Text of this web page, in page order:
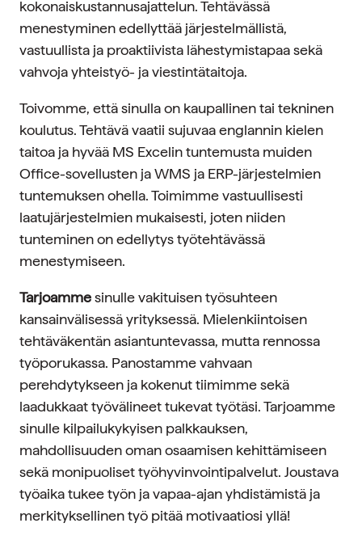
kokonaiskustannusajattelun. Tehtävässä
menestyminen edellyttää järjestelmällistä,
vastuullista ja proaktiivista lähestymistapaa sekä
vahvoja yhteistyö- ja viestintätaitoja.
Toivomme, että sinulla on kaupallinen tai tekninen
koulutus. Tehtävä vaatii sujuvaa englannin kielen
taitoa ja hyvää MS Excelin tuntemusta muiden
Office-sovellusten ja WMS ja ERP-järjestelmien
tuntemuksen ohella. Toimimme vastuullisesti
laatujärjestelmien mukaisesti, joten niiden
tunteminen on edellytys työtehtävässä
menestymiseen.
Tarjoammesinulle vakituisen työsuhteen
kansainvälisessä yrityksessä. Mielenkiintoisen
tehtäväkentän asiantuntevassa, mutta rennossa
työporukassa. Panostamme vahvaan
perehdytykseen ja kokenut tiimimme sekä
laadukkaat työvälineet tukevat työtäsi. Tarjoamme
sinulle kilpailukykyisen palkkauksen,
mahdollisuuden oman osaamisen kehittämiseen
sekä monipuoliset työhyvinvointipalvelut. Joustava
työaika tukee työn ja vapaa-ajan yhdistämistä ja
merkityksellinen työ pitää motivaatiosi yllä!